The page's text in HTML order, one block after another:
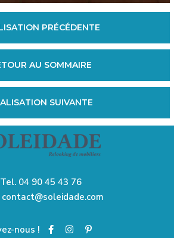
PRÉCÉDENTE
AU SOMMAIRE
SUIVANTE
Tel. 04 90 45 43 76
contact@soleidade.com
nous !